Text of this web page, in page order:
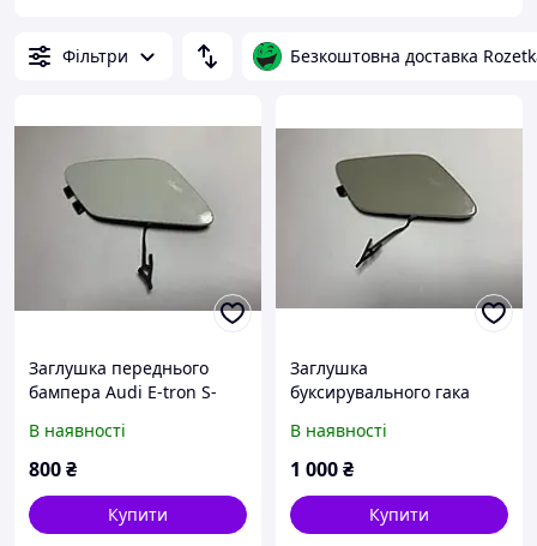
Фільтри Безкоштовна доставка
Заглушка переднього
бампера Audi E-tron S-
4KE807241A /
4KE807241AGRU
В наявності
800₴
Купити
Заглушка
буксирувального гака
Q8 E-tron 2019- б/у
Original 4KE807241 /
В наявності
1 000₴
Купити